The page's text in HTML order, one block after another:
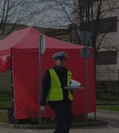
YouTube
.youtube.com
5 miesięcy 4
tygodnie
CookieScript
mojegliwice.pl
4 tygodnie 2 dni
/
Opis
/Domena
Privacy Policy